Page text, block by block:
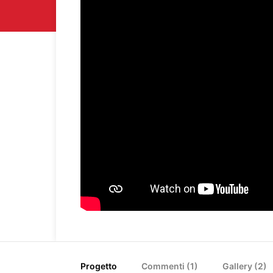
Progetto Commenti (1) Gallery (2)